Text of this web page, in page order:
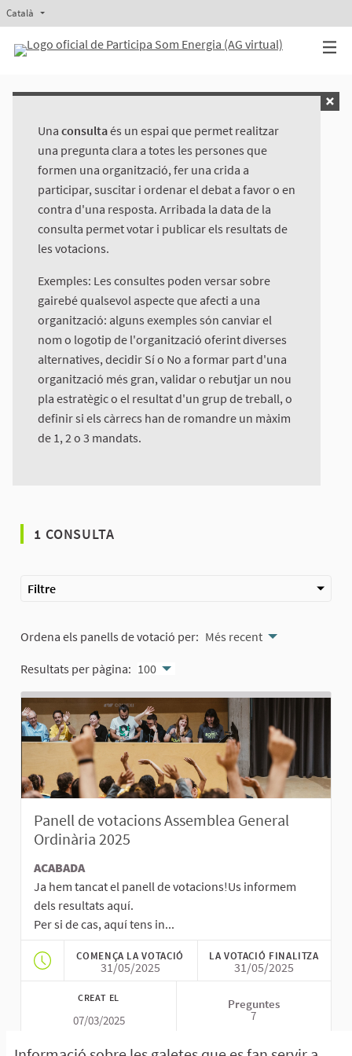
Català Triar la llengua
Una consultaés un espai que permet realitzar
una pregunta clara a totes les persones que
formen una organització, fer una crida a
participar, suscitar i ordenar el debat a favor o en
contra d'una resposta. Arribada la data de la
consulta permet votar i publicar els resultats de
les votacions.
Exemples: Les consultes poden versar sobre
gairebé qualsevol aspecte que afecti a una
organització: alguns exemples són canviar el
nom o logotip de l'organització oferint diverses
alternatives, decidir Sí o No a formar part d'una
organització més gran, validar o rebutjar un nou
pla estratègic o el resultat d'un grup de treball, o
definir si els càrrecs han de romandre un màxim
de 1, 2 o 3 mandats.
1 CONSULTA
Filtre
Ordena els panells de votació per: Més recent
Resultats per pàgina: 100
Panell de votacions Assemblea General
Ordinària 2025
ACABADA
Ja hem tancat el panell de votacions!Us informem
dels resultats aquí.
Per si de cas, aquí tens in...
COMENÇA LA VOTACIÓ
31/05/2025
LA VOTACIÓ FINALITZA
31/05/2025
CREAT EL
07/03/2025
Preguntes
7